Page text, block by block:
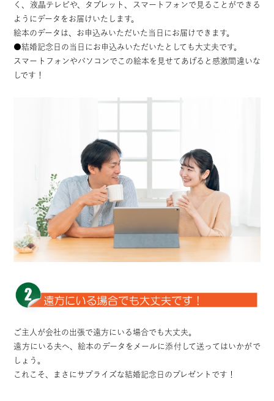
く、液晶テレビや、タブレット、スマートフォンで見ることができる
ようにデータをお届けいたします。
絵本のデータは、お申込みいただいた当日にお届けできます。
●結婚記念日の当日にお申込みいただいたとしても大丈夫です。
スマートフォンやパソコンでこの絵本を見せてあげると感激間違いな
しです！
ご主人が会社の出張で遠方にいる場合でも大丈夫。
遠方にいる夫へ、絵本のデータをメールに添付して送ってはいかがで
しょう。
これこそ、まさにサプライズな結婚記念日のプレゼントです！